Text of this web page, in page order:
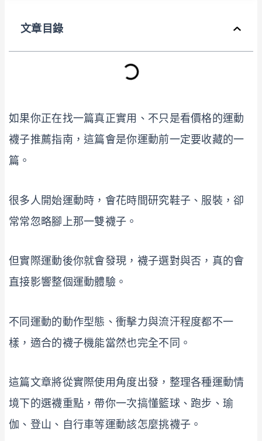
文章目錄
如果你正在找一篇真正實用、不只是看價格的運動
襪子推薦指南，這篇會是你運動前一定要收藏的一
篇。
很多人開始運動時，會花時間研究鞋子、服裝，卻
常常忽略腳上那一雙襪子。
但實際運動後你就會發現，襪子選對與否，真的會
直接影響整個運動體驗。
不同運動的動作型態、衝擊力與流汗程度都不一
樣，適合的襪子機能當然也完全不同。
這篇文章將從實際使用角度出發，整理各種運動情
境下的選襪重點，帶你一次搞懂籃球、跑步、瑜
伽、登山、自行車等運動該怎麼挑襪子。